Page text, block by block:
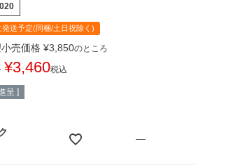
送予定(同梱/土日祝除く)
売価格 ¥3,850のところ
¥3,460税込
呈 ]
—